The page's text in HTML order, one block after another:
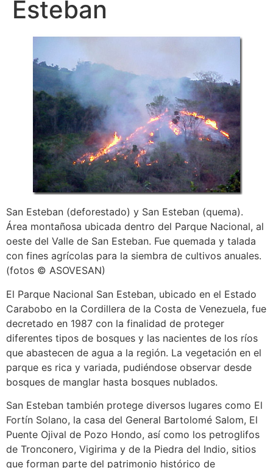
Esteban
San Esteban (deforestado) y San Esteban (quema).
Área montañosa ubicada dentro del Parque Nacional, al
oeste del Valle de San Esteban. Fue quemada y talada
con fines agrícolas para la siembra de cultivos anuales.
(fotos © ASOVESAN)
El Parque Nacional San Esteban, ubicado en el Estado
Carabobo en la Cordillera de la Costa de Venezuela, fue
decretado en 1987 con la finalidad de proteger
diferentes tipos de bosques y las nacientes de los ríos
que abastecen de agua a la región. La vegetación en el
parque es rica y variada, pudiéndose observar desde
bosques de manglar hasta bosques nublados.
San Esteban también protege diversos lugares como El
Fortín Solano, la casa del General Bartolomé Salom, El
Puente Ojival de Pozo Hondo, así como los petroglifos
de Tronconero, Vigirima y de la Piedra del Indio, sitios
que forman parte del patrimonio histórico de